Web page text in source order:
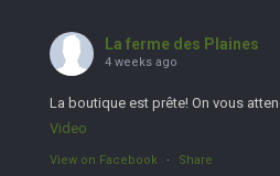
La ferme des Plaines
4 weeks ago
La boutique est prête! On vous
Video
View on Facebook · Share